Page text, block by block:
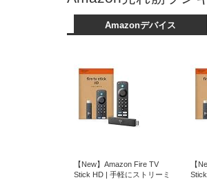
Amazonデバイス
【New】Amazon Fire TV
Stick HD | 手軽にストリーミ
【